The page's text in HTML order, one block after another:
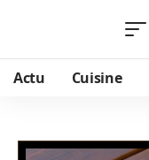
Actu Cuisine